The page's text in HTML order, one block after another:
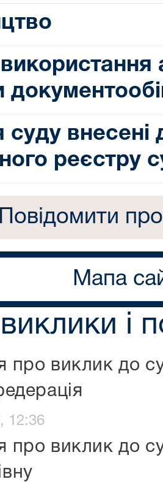
суду
реєстру
Повідомити
Мапа
і
про виклик до
12:36
про виклик до